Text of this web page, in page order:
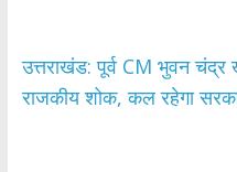
उत्तराखंड: पूर्व CM भुवन
राजकीय शोक, कल रहेगा